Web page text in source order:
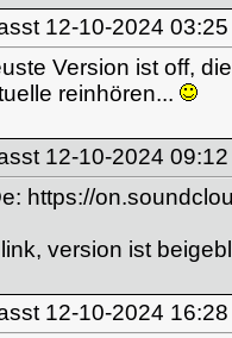
12-10-2024 03:25
Version ist off,
reinhören...
12-10-2024 09:12
https://
version ist
12-10-2024 16:28